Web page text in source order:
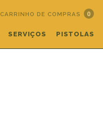
CARRINHO DE COMPRAS 0
SERVIÇOS PISTOLAS